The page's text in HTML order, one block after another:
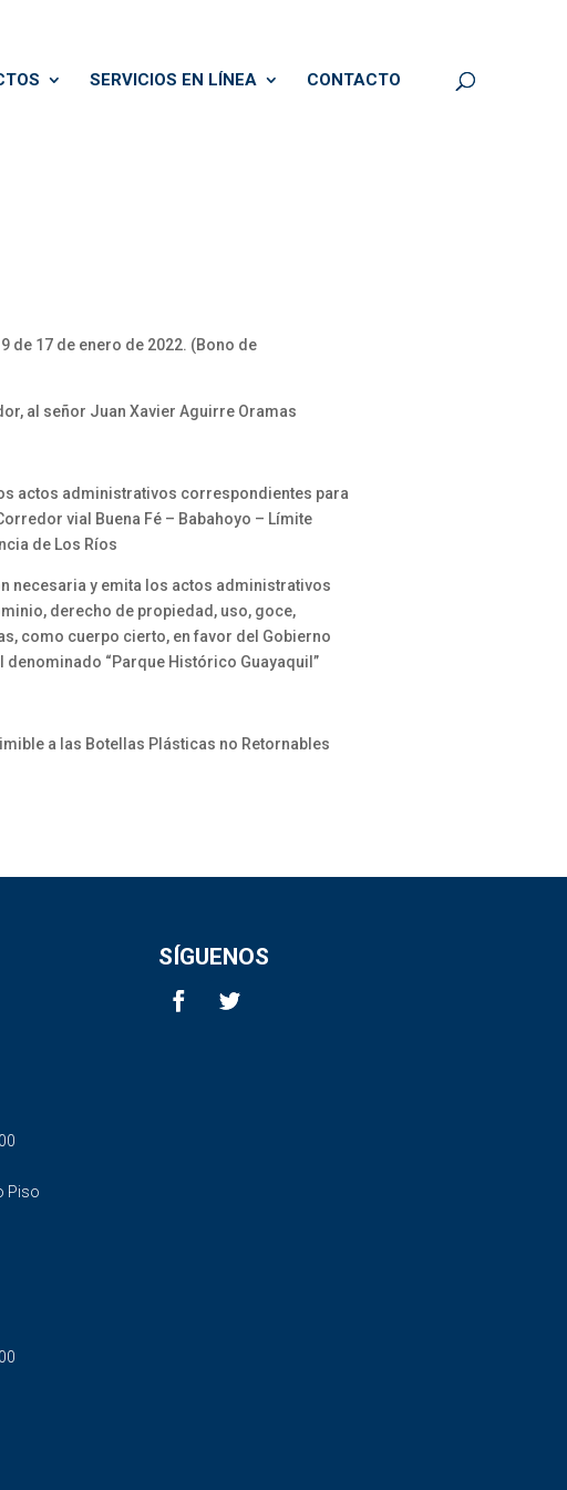
SERVICIOS EN LÍNEA CONTACTO
de 17 de enero de 2022. (Bono de
al señor Juan Xavier Aguirre Oramas
actos administrativos correspondientes para
vial Buena Fé – Babahoyo – Límite
de Los Ríos
necesaria y emita los actos administrativos
derecho de propiedad, uso, goce,
como cuerpo cierto, en favor del Gobierno
“Parque Histórico Guayaquil”
a las Botellas Plásticas no Retornables
SÍGUENOS
Piso